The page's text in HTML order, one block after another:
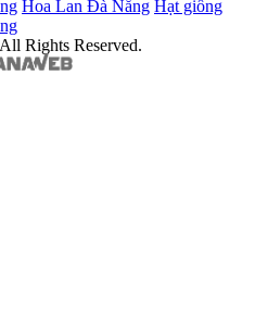
Hoa Lan Đà Nẵng Hạt giống
Rights Reserved.